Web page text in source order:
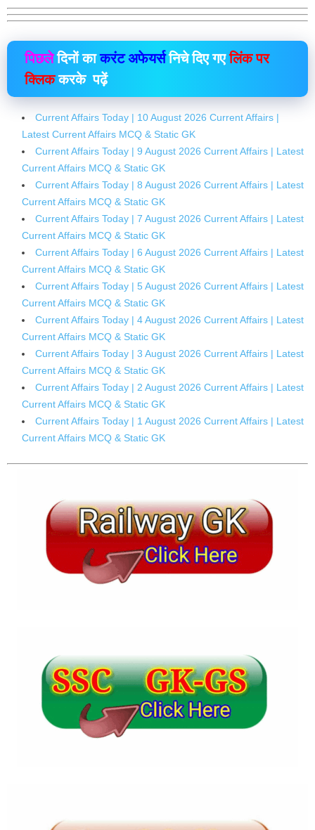
पिछलेदिनों काकरंट अफेयर्सनिचे दिए गएलिंक पर
क्लिककरके पढ़ें
Current Affairs Today | 10 August 2026 Current Affairs |
Latest Current Affairs MCQ & Static GK
Current Affairs Today | 9 August 2026 Current Affairs | Latest
Current Affairs MCQ & Static GK
Current Affairs Today | 8 August 2026 Current Affairs | Latest
Current Affairs MCQ & Static GK
Current Affairs Today | 7 August 2026 Current Affairs | Latest
Current Affairs MCQ & Static GK
Current Affairs Today | 6 August 2026 Current Affairs | Latest
Current Affairs MCQ & Static GK
Current Affairs Today | 5 August 2026 Current Affairs | Latest
Current Affairs MCQ & Static GK
Current Affairs Today | 4 August 2026 Current Affairs | Latest
Current Affairs MCQ & Static GK
Current Affairs Today | 3 August 2026 Current Affairs | Latest
Current Affairs MCQ & Static GK
Current Affairs Today | 2 August 2026 Current Affairs | Latest
Current Affairs MCQ & Static GK
Current Affairs Today | 1 August 2026 Current Affairs | Latest
Current Affairs MCQ & Static GK